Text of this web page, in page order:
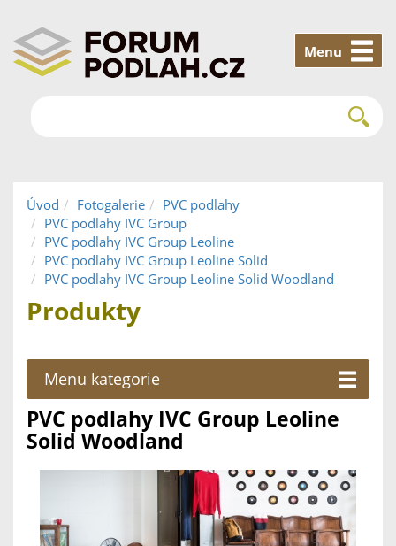
Menu
Úvod Fotogalerie
PVC podlahy
PVC podlahy IVC Group
PVC podlahy IVC Group Leoline
PVC podlahy IVC Group Leoline Solid
PVC podlahy IVC Group Leoline Solid Woodland
Produkty
Menu kategorie
PVC podlahy IVC Group Leoline
Solid Woodland